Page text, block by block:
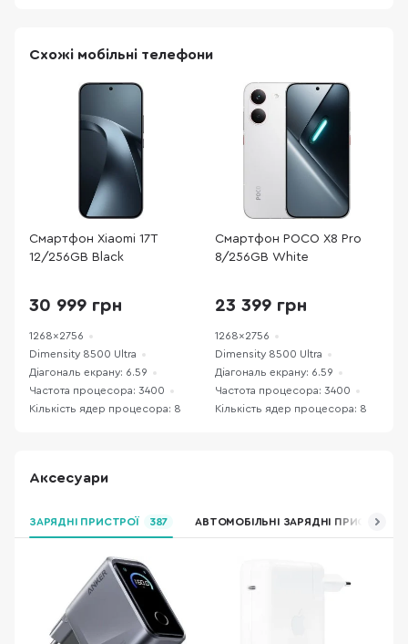
Схожі мобільні телефони
Смартфон Xiaomi 17T
12/256GB Black
30 999 грн
1268x2756
Dimensity 8500 Ultra
Діагональ екрану: 6.59
Частота процесора: 3400
Кількість ядер процесора: 8
Смартфон POCO X8 Pro
8/256GB White
23 399 грн
1268x2756
Dimensity 8500 Ultra
Діагональ екрану: 6.59
Частота процесора: 3400
Кількість ядер процесора: 8
Аксесуари
ЗАРЯДНІ ПРИСТРОЇ 387 АВТОМОБІЛЬНІ ЗАРЯДНІ ПРИСТРОЇ